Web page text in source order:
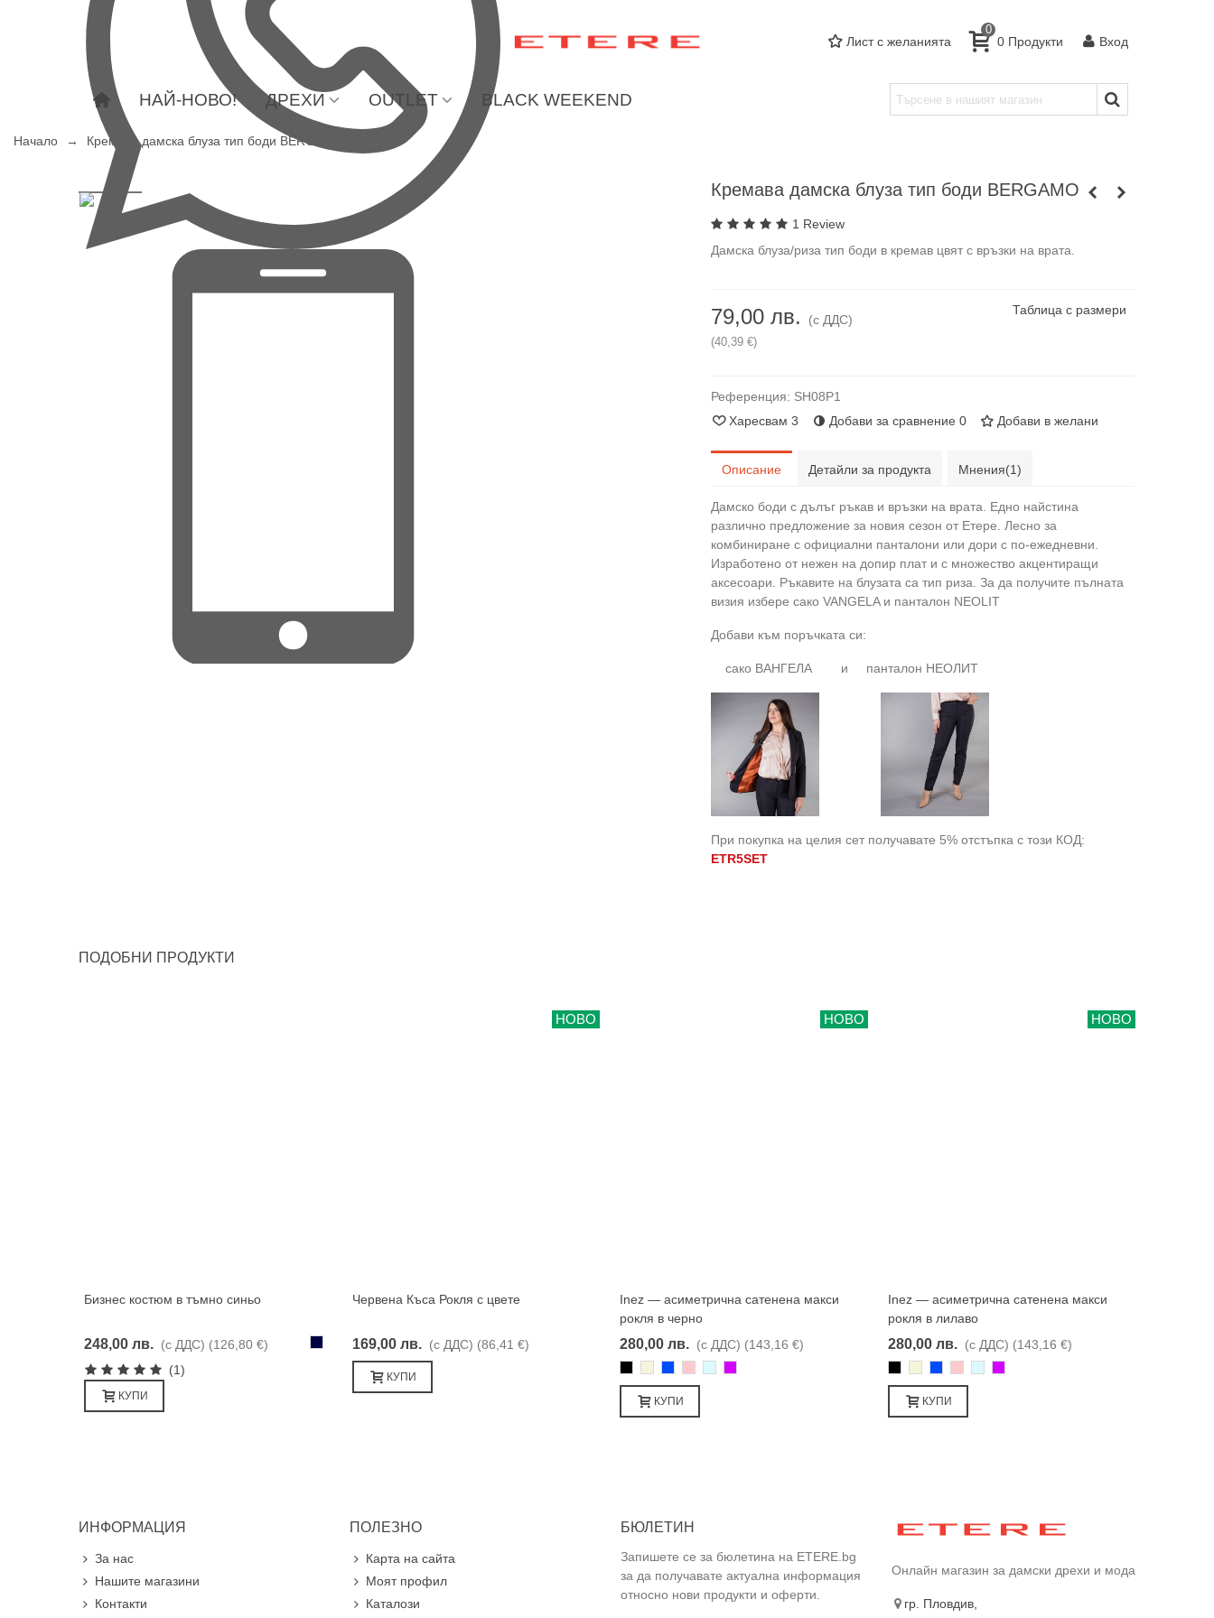
Лист с желанията
0
0 Продукти Вход
НАЙ-НОВО! ДРЕХИ OUTLET BLACK WEEKEND
Начало → Кремава дамска блуза тип боди BERGAMO
Кремава дамска блуза тип боди BERGAMO
1 Review
Дамска блуза/риза тип боди в кремав цвят с връзки на врата.
79,00 лв. (с ДДС)
(40,39 €)
Таблица с размери
Референция: SH08P1
Харесвам 3 Добави за сравнение 0 Добави в желани
Описание Детайли за продукта Мнения(1)
Дамско боди с дълъг ръкав и връзки на врата. Едно найстина
различно предложение за новия сезон от Етере. Лесно за
комбиниране с официални панталони или дори с по-ежедневни.
Изработено от нежен на допир плат и с множество акцентиращи
аксесоари. Ръкавите на блузата са тип риза. За да получите пълната
визия избере сако VANGELA и панталон NEOLIT
Добави към поръчката си:
сако ВАНГЕЛА и панталон НЕОЛИТ
При покупка на целия сет получавате 5% отстъпка с този КОД:
ETR5SET
ПОДОБНИ ПРОДУКТИ
Харесвам
Бизнес костюм в тъмно синьо
248,00 лв. (с ДДС) (126,80 €)
Тъмносиньо
(1)
КУПИ
НОВО
Харесвам
Червена Къса Рокля с цвете
169,00 лв. (с ДДС) (86,41 €)
КУПИ
НОВО
Харесвам
Inez — асиметрична сатенена макси
рокля в черно
280,00 лв. (с ДДС) (143,16 €)
КУПИ
НОВО
Харесвам
Inez — асиметрична сатенена макси
рокля в лилаво
280,00 лв. (с ДДС) (143,16 €)
КУПИ
ИНФОРМАЦИЯ
За нас
Нашите магазини
Контакти
ПОЛЕЗНО
Карта на сайта
Моят профил
Каталози
БЮЛЕТИН
Запишете се за бюлетина на ETERE.bg
за да получавате актуална информация
относно нови продукти и оферти.
Онлайн магазин за дамски дрехи и мода
гр. Пловдив,